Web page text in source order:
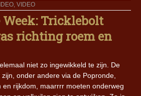
, VIDEO
Week: Tricklebolt
richting roem en
niet zo ingewikkeld te zijn. De
onder andere via de Popronde,
en rijkdom, maarrrr moeten onderweg